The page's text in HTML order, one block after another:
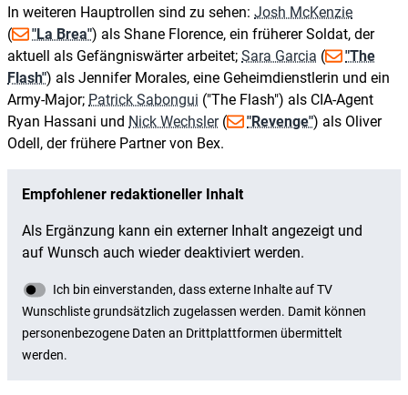
In weiteren Hauptrollen sind zu sehen: Josh McKenzie
(
"La Brea") als Shane Florence, ein früherer Soldat, der
aktuell als Gefängniswärter arbeitet; Sara Garcia (
"The
Flash") als Jennifer Morales, eine Geheimdienstlerin und ein
Army-Major; Patrick Sabongui ("The Flash") als CIA-Agent
Ryan Hassani und Nick Wechsler( "Revenge") als Oliver
Odell, der frühere Partner von Bex.